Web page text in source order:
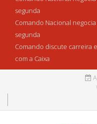
segunda
Comando Nacional
segunda
Comando discute carreira
com a Caixa